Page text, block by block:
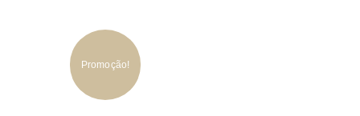
Promoção!